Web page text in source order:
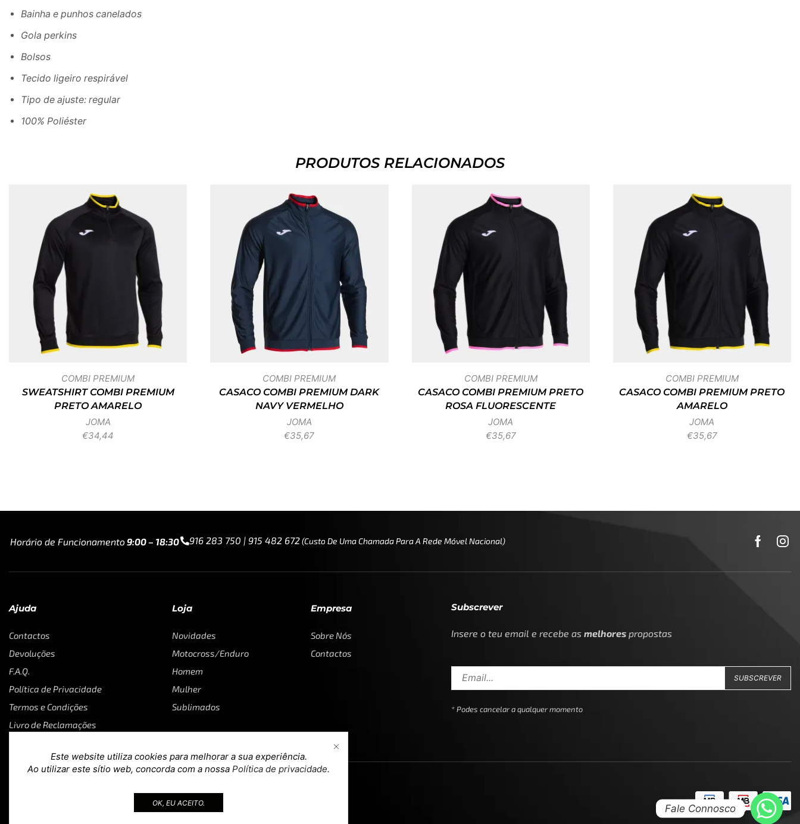
Bainha e punhos canelados
Gola perkins
Bolsos
Tecido ligeiro respirável
Tipo de ajuste: regular
100% Poliéster
PRODUTOS RELACIONADOS
COMBI PREMIUM
SWEATSHIRT COMBI PREMIUM
PRETO AMARELO
JOMA
€34,44
COMBI PREMIUM
CASACO COMBI PREMIUM DARK
NAVY VERMELHO
JOMA
€35,67
COMBI PREMIUM
CASACO COMBI PREMIUM PRETO
ROSA FLUORESCENTE
JOMA
€35,67
COMBI PREMIUM
CASACO COMBI PREMIUM PRETO
AMARELO
JOMA
€35,67
Horário de Funcionamento 9:00 – 18:30 916 283 750 | 915 482 672(custo De Uma Chamada Para A Rede Móvel Nacional)
Ajuda
Contactos
Devoluções
F.A.Q.
Política de Privacidade
Termos e Condições
Livro de Reclamações
Loja
Novidades
Motocross/Enduro
Homem
Mulher
Sublimados
Empresa
Sobre Nós
Contactos
Subscrever
Insere o teu email e recebe asmelhores propostas
* Podes cancelar a qualquer momento
Este website utiliza cookies para melhorar a sua experiência.
Ao utilizar este sítio web, concorda com a nossa Política de privacidade.
OK, EU ACEITO. Fale Connosco